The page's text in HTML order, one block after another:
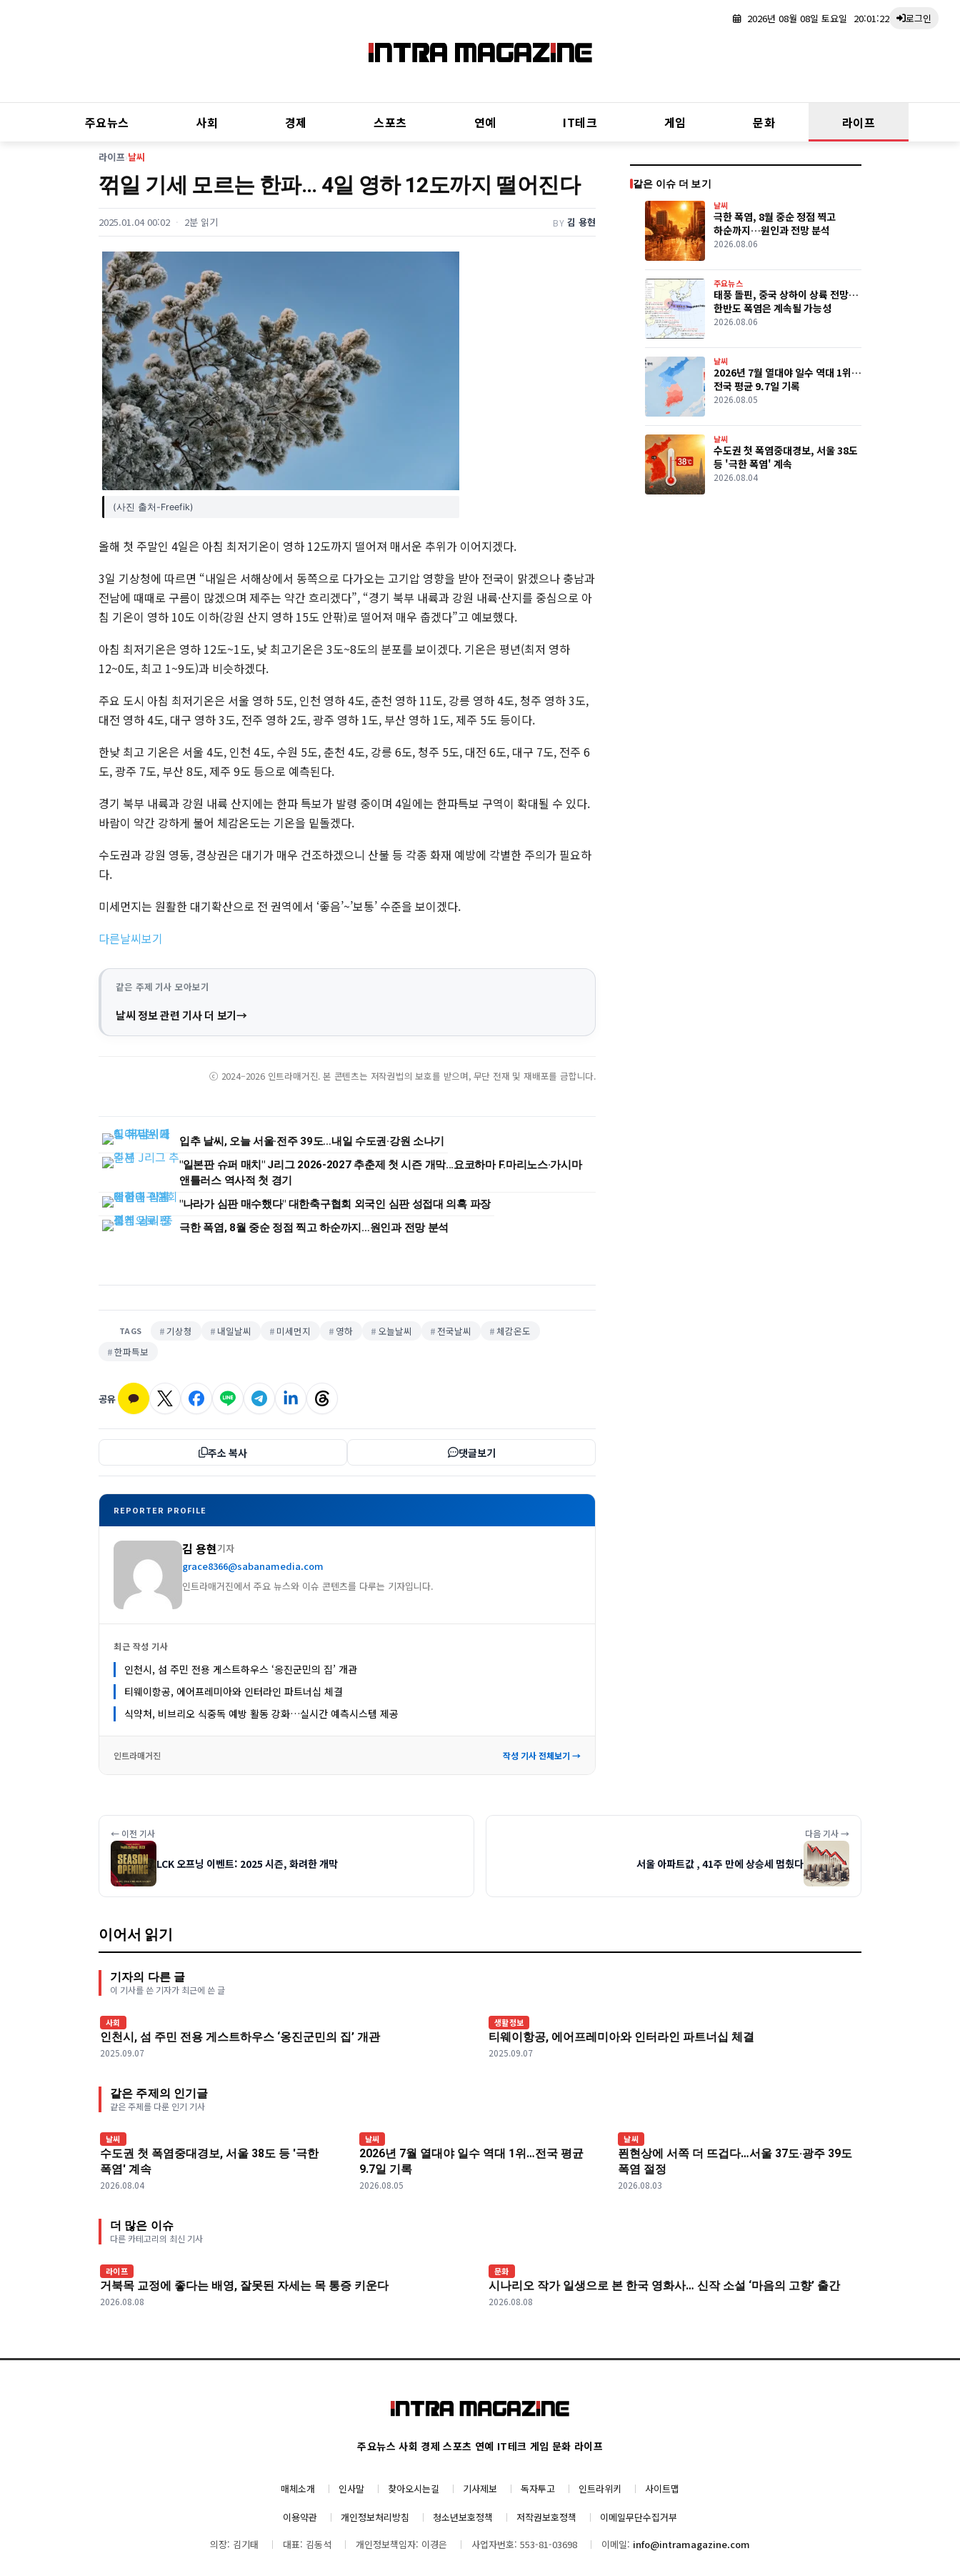
2026년 08월 08일 토요일 20:01:23 로그인
주요뉴스 사회 경제 스포츠 연예 IT테크 게임 문화 라이프
라이프›날씨
꺾일 기세 모르는 한파… 4일 영하 12도까지 떨어진다
2025.01.04 00:02 2분 읽기 BY 김 용현
(사진 출처-Freefik)
올해 첫 주말인 4일은 아침 최저기온이 영하 12도까지 떨어져 매서운 추위가 이어지겠다.
3일 기상청에 따르면 “내일은 서해상에서 동쪽으로 다가오는 고기압 영향을 받아 전국이 맑겠으나 충남과
전남에 때때로 구름이 많겠으며 제주는 약간 흐리겠다”, “경기 북부 내륙과 강원 내륙·산지를 중심으로 아
침 기온이 영하 10도 이하(강원 산지 영하 15도 안팎)로 떨어져 매우 춥겠다”고 예보했다.
아침 최저기온은 영하 12도~1도, 낮 최고기온은 3도~8도의 분포를 보이겠다. 기온은 평년(최저 영하
12~0도, 최고 1~9도)과 비슷하겠다.
주요 도시 아침 최저기온은 서울 영하 5도, 인천 영하 4도, 춘천 영하 11도, 강릉 영하 4도, 청주 영하 3도,
대전 영하 4도, 대구 영하 3도, 전주 영하 2도, 광주 영하 1도, 부산 영하 1도, 제주 5도 등이다.
한낮 최고 기온은 서울 4도, 인천 4도, 수원 5도, 춘천 4도, 강릉 6도, 청주 5도, 대전 6도, 대구 7도, 전주 6
도, 광주 7도, 부산 8도, 제주 9도 등으로 예측된다.
경기 북부 내륙과 강원 내륙 산지에는 한파 특보가 발령 중이며 4일에는 한파특보 구역이 확대될 수 있다.
바람이 약간 강하게 불어 체감온도는 기온을 밑돌겠다.
수도권과 강원 영동, 경상권은 대기가 매우 건조하겠으니 산불 등 각종 화재 예방에 각별한 주의가 필요하
다.
미세먼지는 원활한 대기확산으로 전 권역에서 ‘좋음’~’보통’ 수준을 보이겠다.
다른날씨보기
같은 주제 기사 모아보기
날씨 정보 관련 기사 더 보기
ⓒ 2024–2026 인트라매거진. 본 콘텐츠는 저작권법의 보호를 받으며, 무단 전재 및 재배포를 금합니다.
입추 날씨, 오늘 서울·전주 39도…내일 수도권·강원 소나기
"일본판 슈퍼 매치" J리그 2026-2027 추춘제 첫 시즌 개막...요코하마 F.마리노스·가시마
앤틀러스 역사적 첫 경기
"나라가 심판 매수했다" 대한축구협회 외국인 심판 성접대 의혹 파장
극한 폭염, 8월 중순 정점 찍고 하순까지…원인과 전망 분석
TAGS 기상청 내일날씨 미세먼지 영하 오늘날씨 전국날씨
체감온도
한파특보
공유
주소 복사 댓글보기
REPORTER PROFILE
김 용현기자
grace8366@sabanamedia.com
인트라매거진에서 주요 뉴스와 이슈 콘텐츠를 다루는 기자입니다.
최근 작성 기사
인천시, 섬 주민 전용 게스트하우스 ‘옹진군민의 집’ 개관
티웨이항공, 에어프레미아와 인터라인 파트너십 체결
식약처, 비브리오 식중독 예방 활동 강화…실시간 예측시스템 제공
인트라매거진 작성 기사 전체보기 →
같은 이슈 더 보기
날씨
극한 폭염, 8월 중순 정점 찍고
하순까지…원인과 전망 분석
2026.08.06
주요뉴스
태풍 돌핀, 중국 상하이 상륙 전망…
한반도 폭염은 계속될 가능성
2026.08.06
날씨
2026년 7월 열대야 일수 역대 1위…
전국 평균 9.7일 기록
2026.08.05
날씨
수도권 첫 폭염중대경보, 서울 38도
등 '극한 폭염' 계속
2026.08.04
← 이전 기사
LCK 오프닝 이벤트: 2025 시즌, 화려한 개막
다음 기사 →
서울 아파트값 , 41주 만에 상승세 멈췄다
이어서 읽기
기자의 다른 글
이 기사를 쓴 기자가 최근에 쓴 글
사회
인천시, 섬 주민 전용 게스트하우스 ‘옹진군민의 집’ 개관
2025.09.07
생활정보
티웨이항공, 에어프레미아와 인터라인 파트너십 체결
2025.09.07
같은 주제의 인기글
같은 주제를 다룬 인기 기사
날씨
수도권 첫 폭염중대경보, 서울 38도 등 '극한
폭염' 계속
2026.08.04
날씨
2026년 7월 열대야 일수 역대 1위…전국 평균
9.7일 기록
2026.08.05
날씨
푄현상에 서쪽 더 뜨겁다…서울 37도·광주 39도
폭염 절정
2026.08.03
더 많은 이슈
다른 카테고리의 최신 기사
라이프
거북목 교정에 좋다는 배영, 잘못된 자세는 목 통증 키운다
2026.08.08
문화
시나리오 작가 일생으로 본 한국 영화사… 신작 소설 ‘마음의 고향’ 출간
2026.08.08
주요뉴스 사회 경제 스포츠 연예 IT테크 게임 문화 라이프
매체소개 인사말 찾아오시는길 기사제보 독자투고 인트라위키 사이트맵
이용약관 개인정보처리방침 청소년보호정책 저작권보호정책
이메일무단수집거부
의장: 김기태
대표: 김동석 개인정보책임자: 이경은 사업자번호: 553-81-03698 이메일: info@intramagazine.com